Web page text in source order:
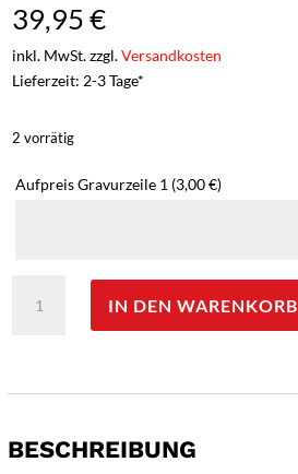
39,95€
inkl. MwSt. zzgl.Versandkosten
Lieferzeit: 2-3 Tage*
2 vorrätig
Aufpreis Gravurzeile 1 (3,00 €)
Parallele
möglich
Menge
IN DEN WARENKORB
BESCHREIBUNG